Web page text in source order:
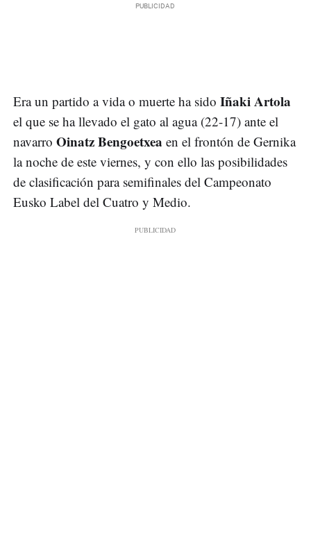
Era un partido a vida o muerte ha sido Iñaki Artola
el que se ha llevado el gato al agua (22-17) ante el
navarro Oinatz Bengoetxea en el frontón de Gernika
la noche de este viernes, y con ello las posibilidades
de clasificación para semifinales del Campeonato
Eusko Label del Cuatro y Medio.